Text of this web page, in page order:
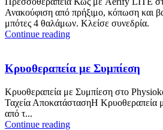
Ανακούφιση από πρήξιμο, κόπωση και
μπότες 4 θαλάμων. Κλείσε συνεδρία.
Continue reading
Κρυοθεραπεία με Συμπίεση
Κρυοθεραπεία με Συμπίεση στο
Ταχεία ΑποκατάστασηΗ Κρυοθεραπεία
από τ...
Continue reading